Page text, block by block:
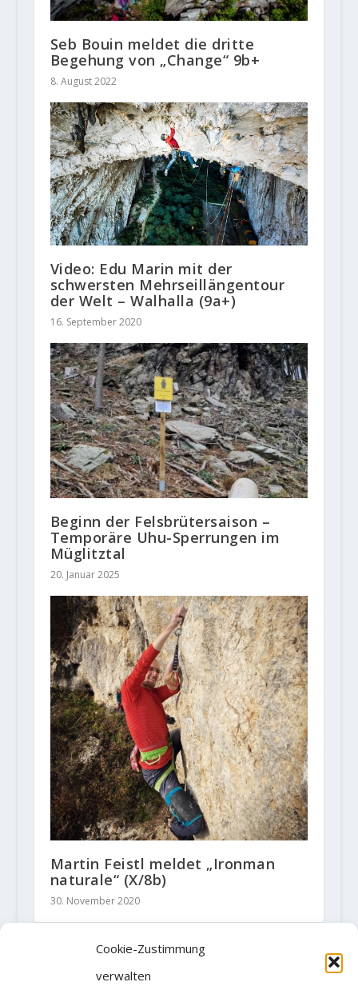
Cookie-Zustimmung
verwalten
Seb Bouin meldet die dritte
Begehung von „Change“ 9b+
8. August 2022
Video: Edu Marin mit der
schwersten Mehrseillängentour
der Welt – Walhalla (9a+)
16. September 2020
Beginn der Felsbrütersaison –
Temporäre Uhu-Sperrungen im
Müglitztal
20. Januar 2025
Martin Feistl meldet „Ironman
naturale“ (X/8b)
30. November 2020
HINTERLASSE EINE ANTWORT